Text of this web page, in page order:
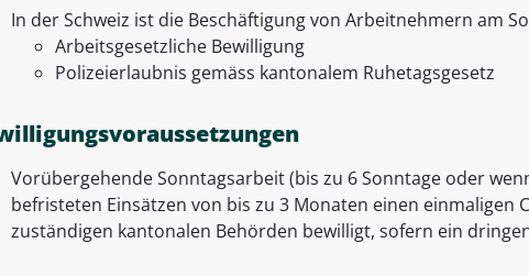
In der Schweiz ist die Beschäftigung von Arbeitnehmern am
Arbeitsgesetzliche Bewilligung
Polizeierlaubnis gemäss kantonalem Ruhetagsgesetz
Vorübergehende Sonntagsarbeit (bis zu 6 Sonntage oder
befristeten Einsätzen von bis zu 3 Monaten einen einmaligen
zuständigen kantonalen Behörden bewilligt, sofern ein